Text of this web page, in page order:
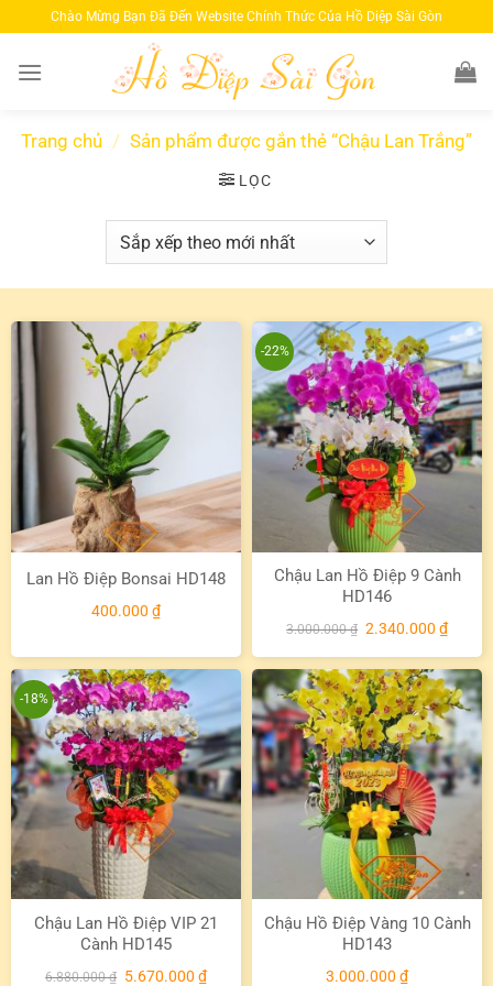
qua
nội
Chào Mừng Bạn Đã Đến Website Chính Thức Của Hồ Diệp Sài Gòn
Trang chủ / Sản phẩm được gắn thẻ “Chậu Lan Trắng”
LỌC
Lan Hồ Điệp Bonsai HD148
400.000 ₫
-22%
Chậu Lan Hồ Điệp 9 Cành
HD146
3.000.000₫ Giá
là:
3.000.000 ₫.
2.340.000 ₫Giá
hiện
tại
là:
-18%
Chậu Lan Hồ Điệp VIP 21
Cành HD145
6.880.000₫ Giá
5.670.000 ₫Giá
Chậu Hồ Điệp Vàng 10 Cành
HD143
3.000.000 ₫